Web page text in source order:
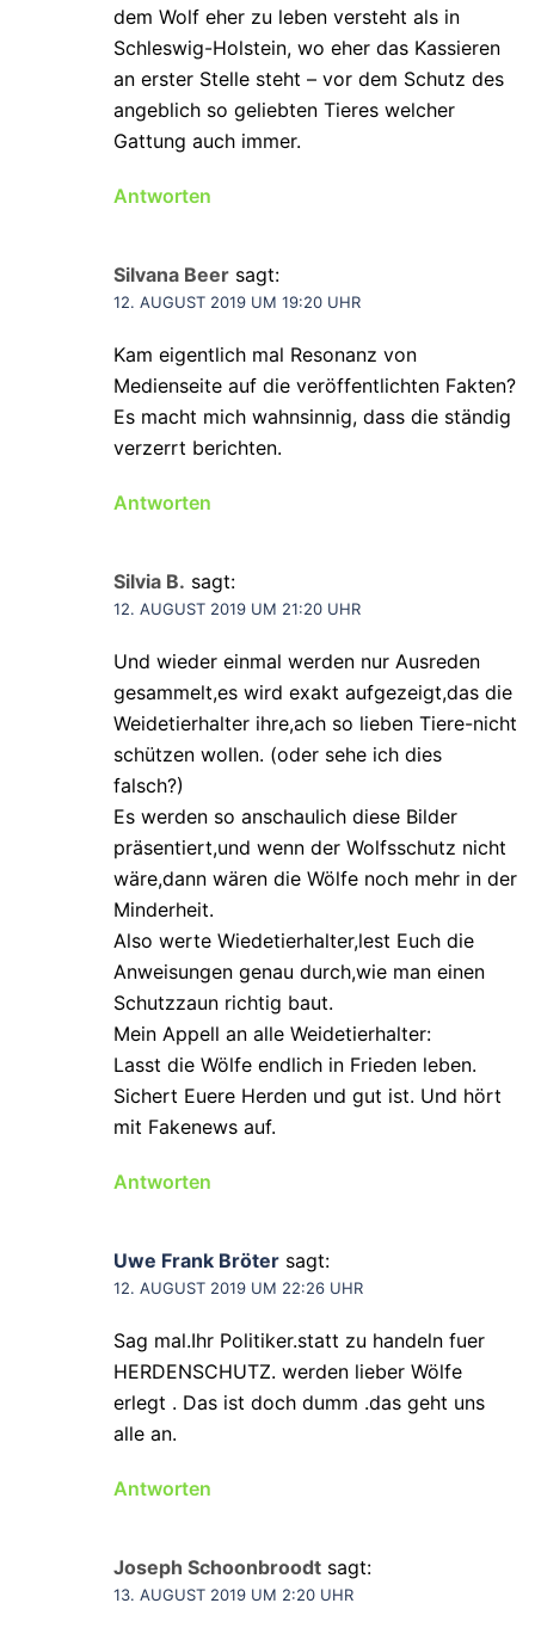
dem Wolf eher zu leben versteht als in
Schleswig-Holstein, wo eher das Kassieren
an erster Stelle steht – vor dem Schutz des
angeblich so geliebten Tieres welcher
Gattung auch immer.
Antworten
Silvana Beer sagt:
12. AUGUST 2019 UM 19:20 UHR
Kam eigentlich mal Resonanz von
Medienseite auf die veröffentlichten Fakten?
Es macht mich wahnsinnig, dass die ständig
verzerrt berichten.
Antworten
Silvia B. sagt:
12. AUGUST 2019 UM 21:20 UHR
Und wieder einmal werden nur Ausreden
gesammelt,es wird exakt aufgezeigt,das die
Weidetierhalter ihre,ach so lieben Tiere-nicht
schützen wollen. (oder sehe ich dies
falsch?)
Es werden so anschaulich diese Bilder
präsentiert,und wenn der Wolfsschutz nicht
wäre,dann wären die Wölfe noch mehr in der
Minderheit.
Also werte Wiedetierhalter,lest Euch die
Anweisungen genau durch,wie man einen
Schutzzaun richtig baut.
Mein Appell an alle Weidetierhalter:
Lasst die Wölfe endlich in Frieden leben.
Sichert Euere Herden und gut ist. Und hört
mit Fakenews auf.
Antworten
Uwe Frank Bröter sagt:
12. AUGUST 2019 UM 22:26 UHR
Sag mal.Ihr Politiker.statt zu handeln fuer
HERDENSCHUTZ. werden lieber Wölfe
erlegt . Das ist doch dumm .das geht uns
alle an.
Antworten
Joseph Schoonbroodt sagt:
13. AUGUST 2019 UM 2:20 UHR